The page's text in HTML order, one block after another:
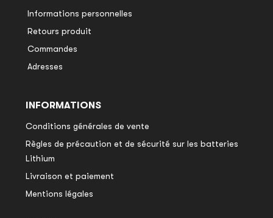
Informations personnelles
Retours produit
Commandes
Adresses
INFORMATIONS
Conditions générales de vente
Règles de précaution et de sécurité sur les batteries
Lithium
Livraison et paiement
Mentions légales